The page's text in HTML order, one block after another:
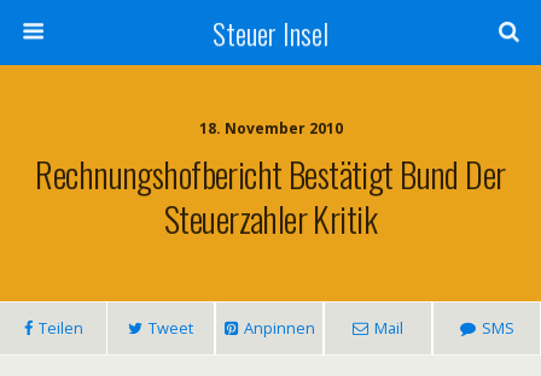
Steuer Insel
18. November 2010
Rechnungshofbericht Bestätigt Bund Der
Steuerzahler Kritik
Teilen Tweet Anpinnen Mail SMS